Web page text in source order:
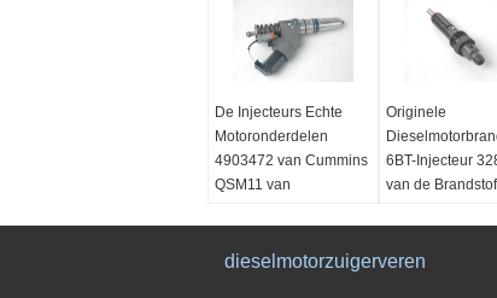
De Injecteurs Echte
Motoronderdelen
4903472 van Cummins
QSM11 van
Brandstofinjectorassemblage
Originele
6BT-Injecteur
van de
Garantie:
12
dieselmotorzuigerveren